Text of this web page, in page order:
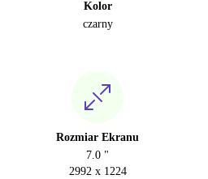
Kolor
czarny
Rozmiar Ekranu
7.0 "
2992 x 1224